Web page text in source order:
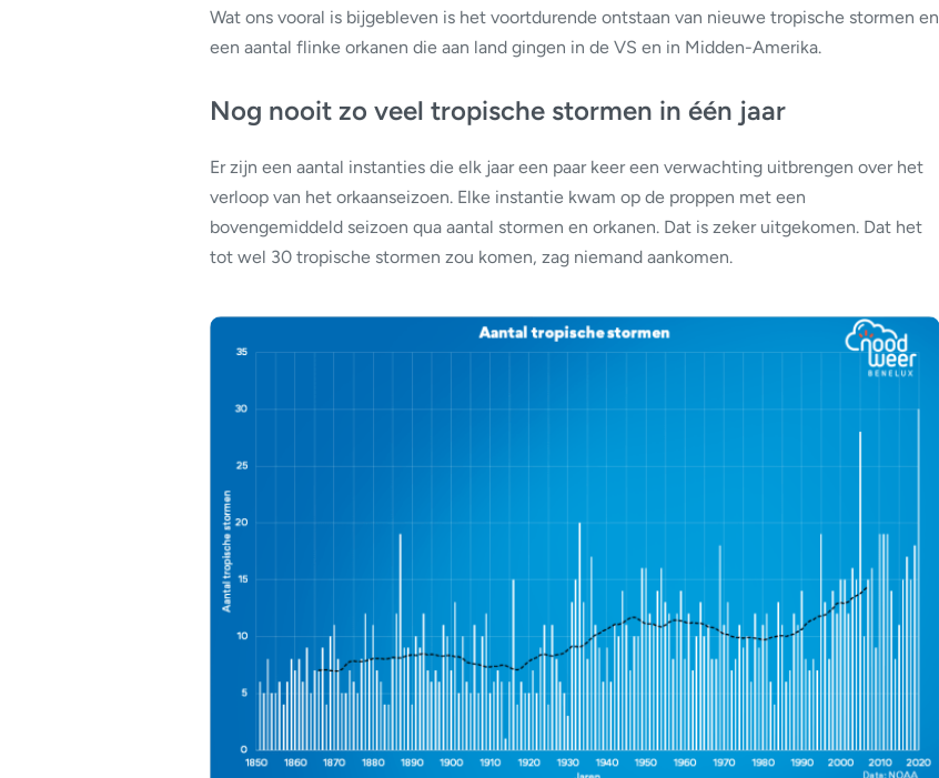
Wat ons vooral is bijgebleven is het voortdurende ontstaan van nieuwe tropische stormen en
een aantal flinke orkanen die aan land gingen in de VS en in Midden-Amerika.
Nog nooit zo veel tropische stormen in één jaar
Er zijn een aantal instanties die elk jaar een paar keer een verwachting uitbrengen over het
verloop van het orkaanseizoen. Elke instantie kwam op de proppen met een
bovengemiddeld seizoen qua aantal stormen en orkanen. Dat is zeker uitgekomen. Dat het
tot wel 30 tropische stormen zou komen, zag niemand aankomen.